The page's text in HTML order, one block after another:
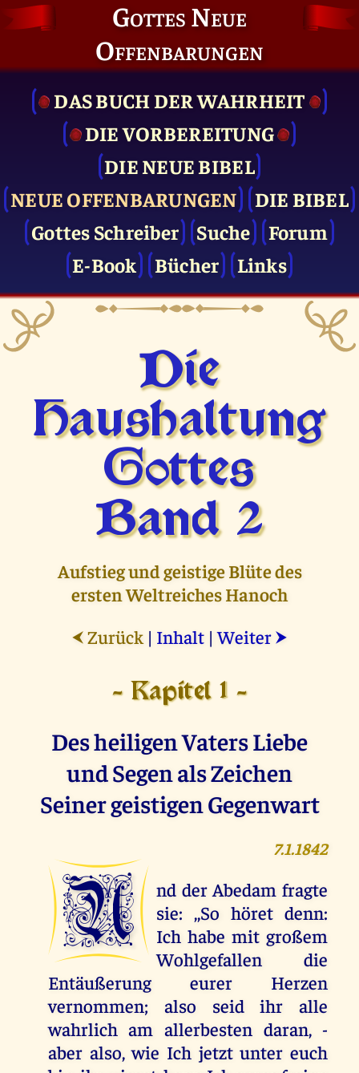
Gottes Neue
Offenbarungen
DAS BUCH DER WAHRHEIT
DIE VOR­BEREITUNG
DIE NEUE BIBEL
NEUE OFFENBARUNGEN
DIE BIBEL
Gottes Schreiber
Suche
Forum
E-Book
Bücher Links
Die
Haushaltung
Gottes
Band 2
Aufstieg und geistige Blüte des
ersten Weltreiches Hanoch
⮜ Zurück | Inhalt |Weiter ⮞
- Kapitel 1 -
Des heiligen Vaters Liebe
und Segen als Zeichen
Seiner geistigen Gegenwart
7.1.1842
U
nd der Abedam fragte
sie: ,,So höret denn:
Ich habe mit großem
Wohlgefallen die
Entäußerung eurer Herzen
vernommen; also seid ihr alle
wahrlich am allerbesten daran, -
aber also, wie Ich jetzt unter euch